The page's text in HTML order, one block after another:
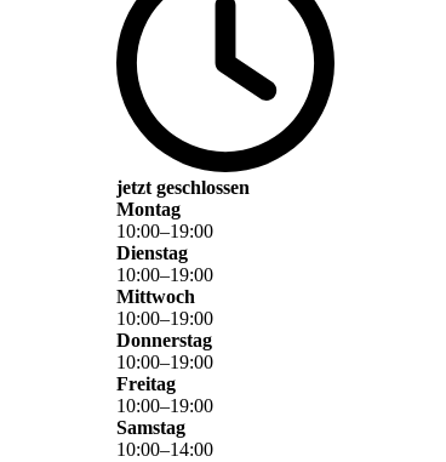
jetzt geschlossen
Montag
10:00–19:00
Dienstag
10:00–19:00
Mittwoch
10:00–19:00
Donnerstag
10:00–19:00
Freitag
10:00–19:00
Samstag
10:00–14:00